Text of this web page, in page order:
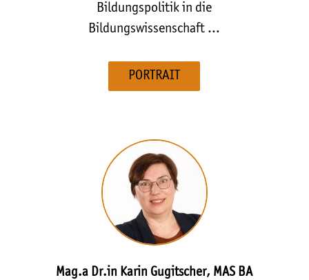
Bildungspolitik in die
Bildungswissenschaft …
PORTRAIT
Mag.a Dr.in Karin Gugitscher, MAS BA